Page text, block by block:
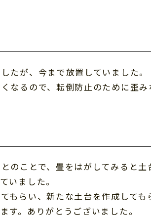
たが、今まで放置していました。
なるので、転倒防止のために歪み
のことで、畳をはがしてみると土
いました。
もらい、新たな土台を作成しても
す。ありがとうございました。